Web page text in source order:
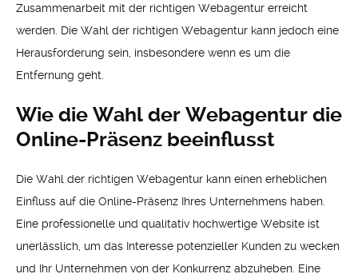
Zusammenarbeit mit der richtigen Webagentur erreicht
werden. Die Wahl der richtigen Webagentur kann jedoch eine
Herausforderung sein, insbesondere wenn es um die
Entfernung geht.
Wie die Wahl der Webagentur die
Online-Präsenz beeinflusst
Die Wahl der richtigen Webagentur kann einen erheblichen
Einfluss auf die Online-Präsenz Ihres Unternehmens haben.
Eine professionelle und qualitativ hochwertige Website ist
unerlässlich, um das Interesse potenzieller Kunden zu wecken
und Ihr Unternehmen von der Konkurrenz abzuheben. Eine